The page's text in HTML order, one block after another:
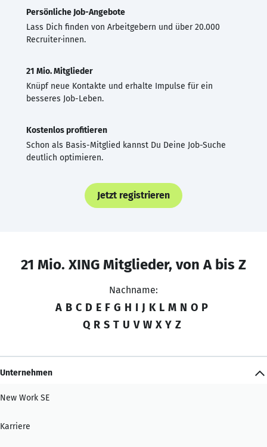
Persönliche Job-Angebote
Lass Dich finden von Arbeitgebern und über 20.000
Recruiter·innen.
21 Mio. Mitglieder
Knüpf neue Kontakte und erhalte Impulse für ein
besseres Job-Leben.
Kostenlos profitieren
Schon als Basis-Mitglied kannst Du Deine Job-Suche
deutlich optimieren.
Jetzt registrieren
21 Mio. XING Mitglieder, von A bis Z
Nachname:
A B C D E F G H I J K L M N O P
Q R S T U V W X Y Z
Unternehmen
New Work SE
Karriere